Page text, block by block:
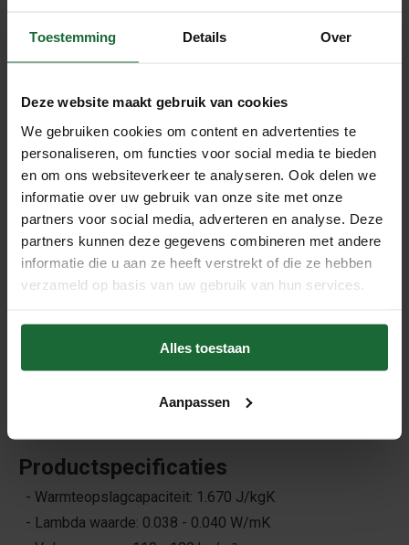
Toestemming Details Over
Deze website maakt gebruik van cookies
We gebruiken cookies om content en advertenties te
personaliseren, om functies voor social media te bieden
en om ons websiteverkeer te analyseren. Ook delen we
informatie over uw gebruik van onze site met onze
partners voor social media, adverteren en analyse. Deze
partners kunnen deze gegevens combineren met andere
informatie die u aan ze heeft verstrekt of die ze hebben
verzameld op basis van uw gebruik van hun services.
Alles toestaan
Aanpassen
warmteweerstand. Dit betekent dat het de
kan verminderen, waardoor de energie-efficiëntie van een
gebouw wordt verbeterd en de energiekosten worden
verlaagd. Tevens heeft kurk ook uitstekende akoestische
isolatie-eigenschappen, omdat het geluidsgolven kan
absorberen en dempen. Dit maakt het een populaire keuze
voor gebruik als ondervloer en voor bijvoorbeeld
modelbouw.
Kurkrollen zijn veelzijdig en kunnen worden gebruikt voor
vloerisolatie, wandisolatie, plafondisolatie en dakisolatie.
Kurk isolatie behoudt de isolatiewaarde tientallen jaren,
isolatiewaarde elk jaar een stukje af.
Productspecificaties
- Warmteopslagcapaciteit: 1.670 J/kgK
- Lambda waarde: 0.038 - 0.040 W/mK